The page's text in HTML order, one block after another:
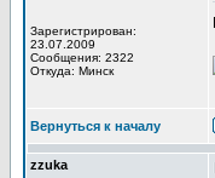
Зарегистрирован:
23.07.2009
Сообщения: 2322
Откуда: Минск
Вернуться к началу
zzuka